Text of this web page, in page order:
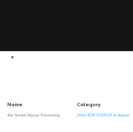
Name
Bor Sumur Srijaya Karawang
Category
JASA BOR SUMUR di Srijaya